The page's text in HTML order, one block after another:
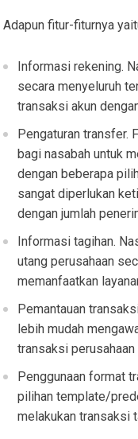
Adapun fitur-fiturnya
Informasi rekening.
secara menyeluruh
transaksi akun
Pengaturan transfer.
bagi nasabah untuk
dengan beberapa
sangat diperlukan
dengan jumlah
Informasi tagihan.
utang perusahaan
memanfaatkan
Pemantauan
lebih mudah
transaksi
Penggunaan format
pilihan template/
melakukan transaksi